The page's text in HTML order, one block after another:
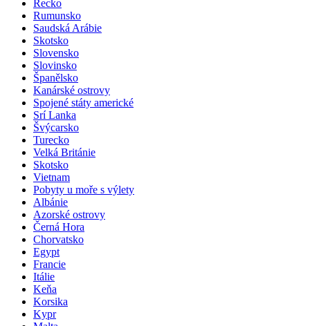
Řecko
Rumunsko
Saudská Arábie
Skotsko
Slovensko
Slovinsko
Španělsko
Kanárské ostrovy
Spojené státy americké
Srí Lanka
Švýcarsko
Turecko
Velká Británie
Skotsko
Vietnam
Pobyty u moře s výlety
Albánie
Azorské ostrovy
Černá Hora
Chorvatsko
Egypt
Francie
Itálie
Keňa
Korsika
Kypr